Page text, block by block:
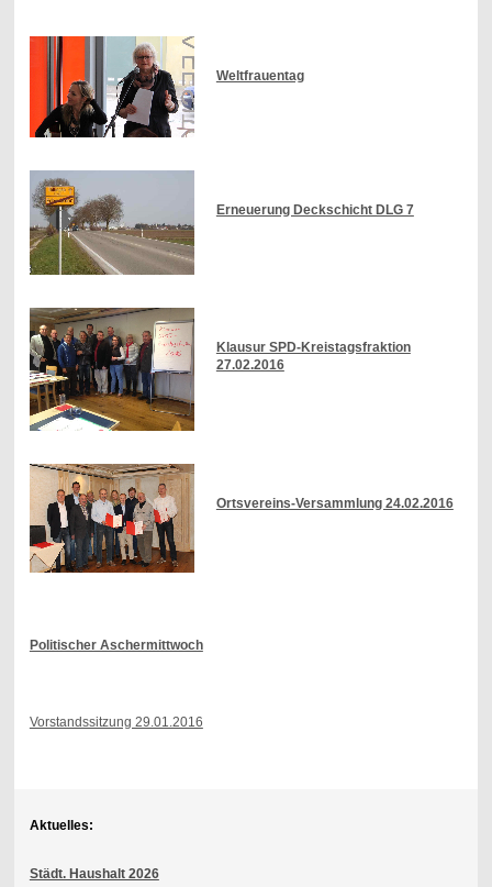
Weltfrauentag
Erneuerung Deckschicht DLG 7
Klausur SPD-Kreistagsfraktion
27.02.2016
Ortsvereins-Versammlung 24.02.2016
Politischer Aschermittwoch
Vorstandssitzung 29.01.2016
Aktuelles:
Städt. Haushalt 2026